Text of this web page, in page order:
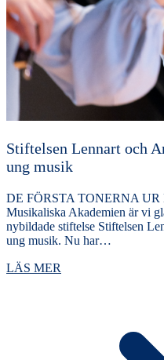
Stiftelsen Lennart och
ung musik
DE FÖRSTA TONERNA
Musikaliska Akademien är vi
nybildade stiftelse Stiftelsen
ung musik. Nu har…
LÄS MER